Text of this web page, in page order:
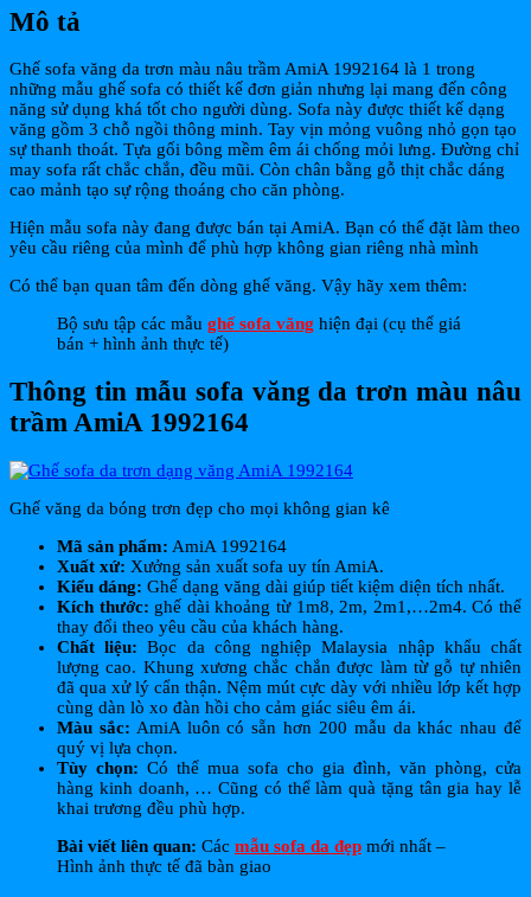
Mô tả
Ghế sofa văng da trơn màu nâu trầm AmiA 1992164 là 1 trong
những mẫu ghế sofa có thiết kế đơn giản nhưng lại mang đến công
năng sử dụng khá tốt cho người dùng. Sofa này được thiết kế dạng
văng gồm 3 chỗ ngồi thông minh. Tay vịn mỏng vuông nhỏ gọn tạo
sự thanh thoát. Tựa gối bông mềm êm ái chống mỏi lưng. Đường chỉ
may sofa rất chắc chắn, đều mũi. Còn chân bằng gỗ thịt chắc dáng
cao mảnh tạo sự rộng thoáng cho căn phòng.
Hiện mẫu sofa này đang được bán tại AmiA. Bạn có thể đặt làm theo
yêu cầu riêng của mình để phù hợp không gian riêng nhà mình
Có thể bạn quan tâm đến dòng ghế văng. Vậy hãy xem thêm:
Bộ sưu tập các mẫu ghế sofa văng hiện đại (cụ thể giá
bán + hình ảnh thực tế)
Thông tin mẫu sofa văng da trơn màu nâu
trầm AmiA 1992164
Ghế văng da bóng trơn đẹp cho mọi không gian kê
Mã sản phẩm: AmiA 1992164
Xuất xứ: Xưởng sản xuất sofa uy tín AmiA.
Kiểu dáng: Ghế dạng văng dài giúp tiết kiệm diện tích nhất.
Kích thước: ghế dài khoảng từ 1m8, 2m, 2m1,…2m4. Có thể
thay đổi theo yêu cầu của khách hàng.
Chất liệu: Bọc da công nghiệp Malaysia nhập khẩu chất
lượng cao. Khung xương chắc chắn được làm từ gỗ tự nhiên
đã qua xử lý cẩn thận. Nệm mút cực dày với nhiều lớp kết hợp
cùng dàn lò xo đàn hồi cho cảm giác siêu êm ái.
Màu sắc: AmiA luôn có sẵn hơn 200 mẫu da khác nhau để
quý vị lựa chọn.
Tùy chọn: Có thể mua sofa cho gia đình, văn phòng, cửa
hàng kinh doanh, … Cũng có thể làm quà tặng tân gia hay lễ
khai trương đều phù hợp.
Bài viết liên quan: Các mẫu sofa da đẹp mới nhất –
Hình ảnh thực tế đã bàn giao